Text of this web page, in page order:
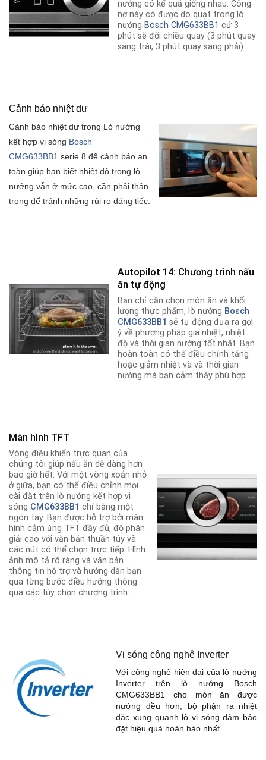
nướng có kế quả giống nhau. Công
nợ này có được do quạt trong lò
nướng Bosch CMG633BB1 cứ 3
phút sẽ đổi chiều quay (3 phút quay
sang trái, 3 phút quay sang phải)
Cảnh báo nhiệt dư
Cảnh báo nhiệt dư trong Lò nướng
kết hợp vi sóng Bosch
CMG633BB1 serie 8 để cảnh báo an
toàn giúp bạn biết nhiệt độ trong lò
nướng vẫn ở mức cao, cần phải thận
trọng để tránh những rủi ro đáng tiếc.
Autopilot 14: Chương trình nấu
ăn tự động
Bạn chỉ cần chọn món ăn và khối
lượng thực phẩm, lò nướng Bosch
CMG633BB1 sẽ tự động đưa ra gợi
ý về phương pháp gia nhiệt, nhiệt
độ và thời gian nướng tốt nhất. Bạn
hoàn toàn có thể điều chỉnh tăng
hoặc giảm nhiệt và và thời gian
nướng mà bạn cảm thấy phù hợp
Màn hình TFT
Vòng điều khiển trực quan của
chúng tôi giúp nấu ăn dễ dàng hơn
bao giờ hết. Với một vòng xoắn nhỏ
ở giữa, bạn có thể điều chỉnh mọi
cài đặt trên lò nướng kết hợp vi
sóng CMG633BB1 chỉ bằng một
ngón tay. Bạn được hỗ trợ bởi màn
hình cảm ứng TFT đầy đủ, độ phân
giải cao với văn bản thuần túy và
các nút có thể chọn trực tiếp. Hình
ảnh mô tả rõ ràng và văn bản
thông tin hỗ trợ và hướng dẫn bạn
qua từng bước điều hướng thông
qua các tùy chọn chương trình.
Vi sóng công nghê Inverter
Với công nghệ hiện đại của lò nướng
Inverter trên lò nướng Bosch
CMG633BB1
cho món ăn được
nướng đều hơn, bộ phận ra nhiệt
đặc xung quanh lò vi sóng đảm bảo
đặt hiệu quả hoàn hảo nhất